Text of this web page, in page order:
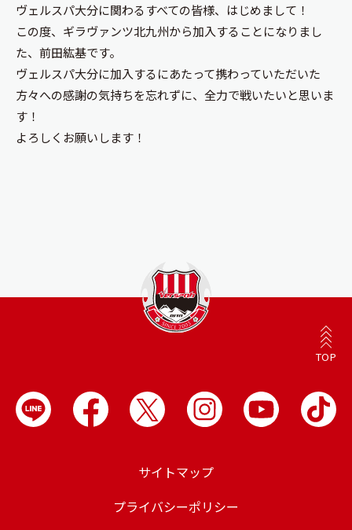
ヴェルスパ大分に関わるすべての皆様、はじめまして！
この度、ギラヴァンツ北九州から加入することになりまし
た、前田紘基です。
ヴェルスパ大分に加入するにあたって携わっていただいた
方々への感謝の気持ちを忘れずに、全力で戦いたいと思いま
す！
よろしくお願いします！
TOP
サイトマップ
プライバシーポリシー